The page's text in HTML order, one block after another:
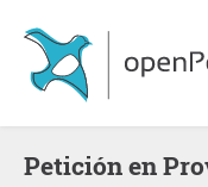
Petición en